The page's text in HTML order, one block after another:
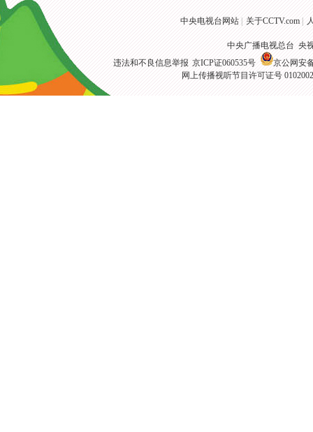
[高清组图]美国女子体操队参
[高清组图]中国田径队里约归
中央电视台网站 关于CCTV.com
中央广播电视总台 央
违法和不良信息举报 京ICP证060535号
京公网安
网上传播视听节目许可证号